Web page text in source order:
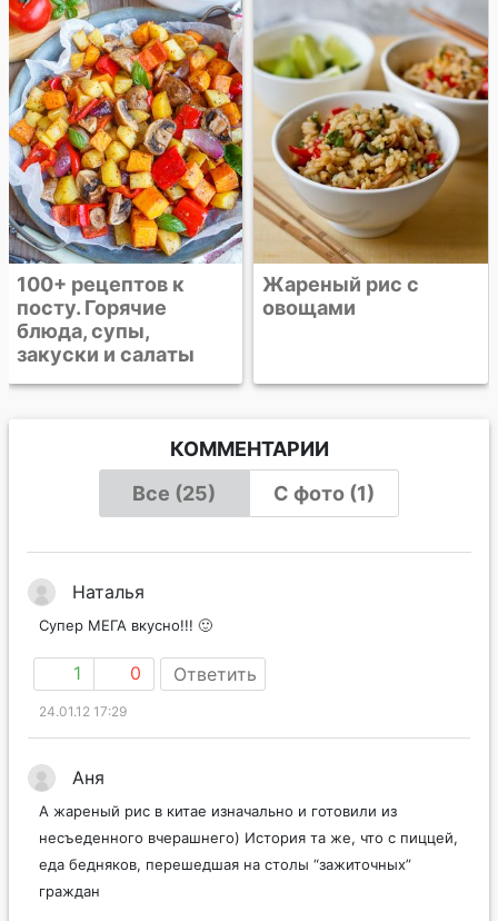
Жареный рис с
овощами
Жареный рис с
ветчиной и
горошком по-
китайски
КОММЕНТАРИИ
Все (25)
С фото (1)
Наталья
Супер МЕГА вкусно!!! 🙂
1 0 Ответить
24.01.12 17:29
Аня
А жареный рис в китае изначально и готовили из
несъеденного вчерашнего) История та же, что с пиццей,
еда бедняков, перешедшая на столы “зажиточных”
граждан